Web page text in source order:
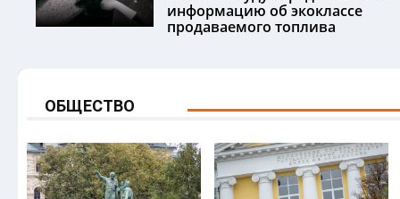
информацию об экоклассе
продаваемого топлива
ОБЩЕСТВО